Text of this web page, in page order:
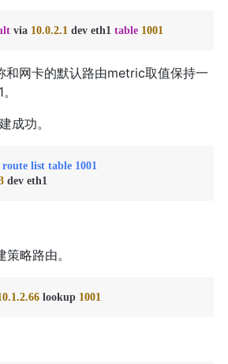
via 10.0.2.1 dev eth1 table 1001
和网卡的默认路由metric取值保持一
成功。
list table 1001
dev eth1
策略路由。
.2.66 lookup 1001